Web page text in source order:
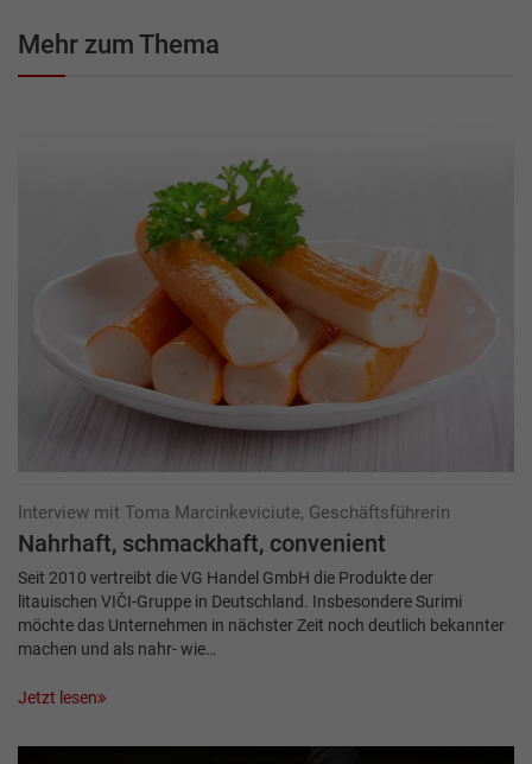
Mehr zum Thema
Interview mit Toma Marcinkeviciute, Geschäftsführerin
Nahrhaft, schmackhaft, convenient
Seit 2010 vertreibt die VG Handel GmbH die Produkte der
litauischen VIČI-Gruppe in Deutschland. Insbesondere Surimi
möchte das Unternehmen in nächster Zeit noch deutlich bekannter
machen und als nahr- wie…
Jetzt lesen